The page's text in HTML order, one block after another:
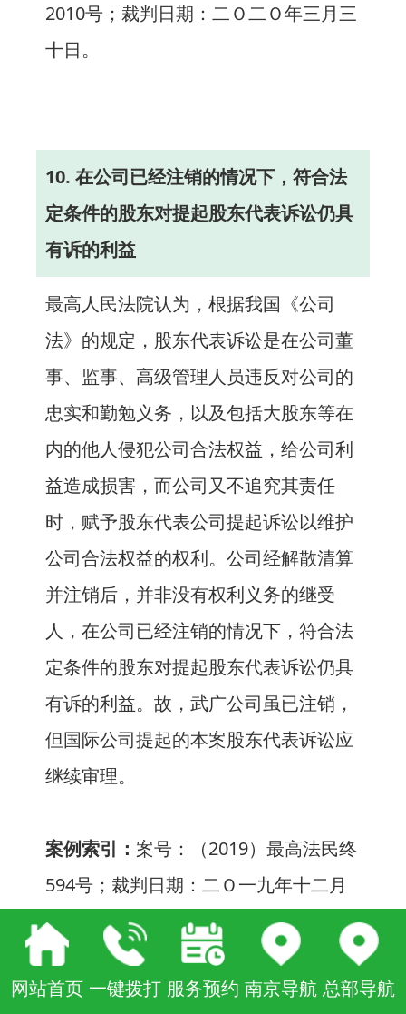
2010号；裁判日期：二Ｏ二Ｏ年三月三
十日。
10. 在公司已经注销的情况下，符合法
定条件的股东对提起股东代表诉讼仍具
有诉的利益
最高人民法院认为，根据我国《公司
法》的规定，股东代表诉讼是在公司董
事、监事、高级管理人员违反对公司的
忠实和勤勉义务，以及包括大股东等在
内的他人侵犯公司合法权益，给公司利
益造成损害，而公司又不追究其责任
时，赋予股东代表公司提起诉讼以维护
公司合法权益的权利。公司经解散清算
并注销后，并非没有权利义务的继受
人，在公司已经注销的情况下，符合法
定条件的股东对提起股东代表诉讼仍具
有诉的利益。故，武广公司虽已注销，
但国际公司提起的本案股东代表诉讼应
继续审理。
案例索引： 案号：（2019）最高法民终
594号；裁判日期：二Ｏ一九年十二月
二十五日。
网站首页 一键拨打 服务预约 南京导航 总部导航